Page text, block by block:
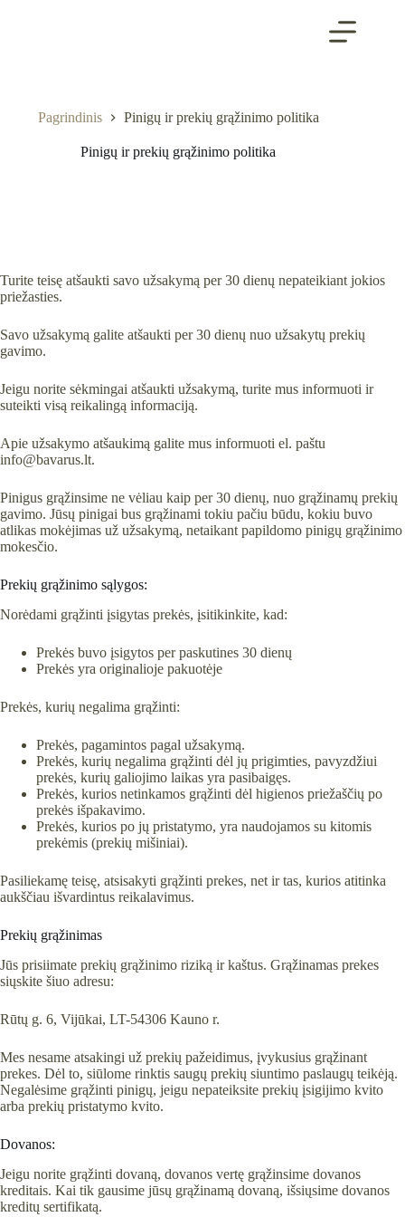
Pagrindinis Pinigų ir prekių grąžinimo politika
Pinigų ir prekių grąžinimo politika
Turite teisę atšaukti savo užsakymą per 30 dienų nepateikiant jokios
priežasties.
Savo užsakymą galite atšaukti per 30 dienų nuo užsakytų prekių
gavimo.
Jeigu norite sėkmingai atšaukti užsakymą, turite mus informuoti ir
suteikti visą reikalingą informaciją.
Apie užsakymo atšaukimą galite mus informuoti el. paštu
info@bavarus.lt.
Pinigus grąžinsime ne vėliau kaip per 30 dienų, nuo grąžinamų prekių
gavimo. Jūsų pinigai bus grąžinami tokiu pačiu būdu, kokiu buvo
atlikas mokėjimas už užsakymą, netaikant papildomo pinigų grąžinimo
mokesčio.
Prekių grąžinimo sąlygos:
Norėdami grąžinti įsigytas prekės, įsitikinkite, kad:
Prekės buvo įsigytos per paskutines 30 dienų
Prekės yra originalioje pakuotėje
Prekės, kurių negalima grąžinti:
Prekės, pagamintos pagal užsakymą.
Prekės, kurių negalima grąžinti dėl jų prigimties, pavyzdžiui
prekės, kurių galiojimo laikas yra pasibaigęs.
Prekės, kurios netinkamos grąžinti dėl higienos priežaščių po
prekės išpakavimo.
Prekės, kurios po jų pristatymo, yra naudojamos su kitomis
prekėmis (prekių mišiniai).
Pasiliekamę teisę, atsisakyti grąžinti prekes, net ir tas, kurios atitinka
aukščiau išvardintus reikalavimus.
Prekių grąžinimas
Jūs prisiimate prekių grąžinimo riziką ir kaštus. Grąžinamas prekes
siųskite šiuo adresu:
Rūtų g. 6, Vijūkai, LT-54306 Kauno r.
Mes nesame atsakingi už prekių pažeidimus, įvykusius grąžinant
prekes. Dėl to, siūlome rinktis saugų prekių siuntimo paslaugų teikėją.
Negalėsime grąžinti pinigų, jeigu nepateiksite prekių įsigijimo kvito
arba prekių pristatymo kvito.
Dovanos:
Jeigu norite grąžinti dovaną, dovanos vertę grąžinsime dovanos
kreditais. Kai tik gausime jūsų grąžinamą dovaną, išsiųsime dovanos
kreditų sertifikatą.